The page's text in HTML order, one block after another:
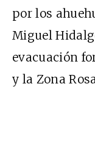
por los
Miguel
evacuación
y la Zona